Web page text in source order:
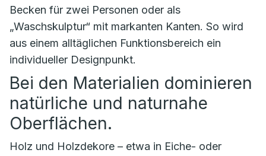
Becken für zwei Personen oder als
„Waschskulptur“ mit markanten Kanten. So wird
aus einem alltäglichen Funktionsbereich ein
individueller Designpunkt.
Bei den Materialien dominieren
natürliche und naturnahe
Oberflächen.
Holz und Holzdekore – etwa in Eiche- oder